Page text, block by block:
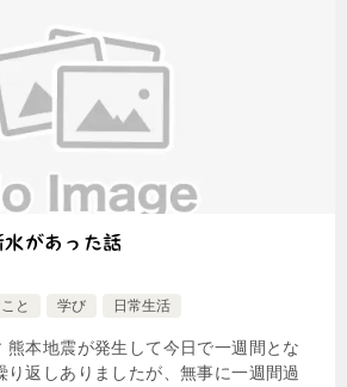
があった話
と 学び 日常生活
熊本地震が発生して今日で一週間とな
り返しありましたが、無事に一週間過